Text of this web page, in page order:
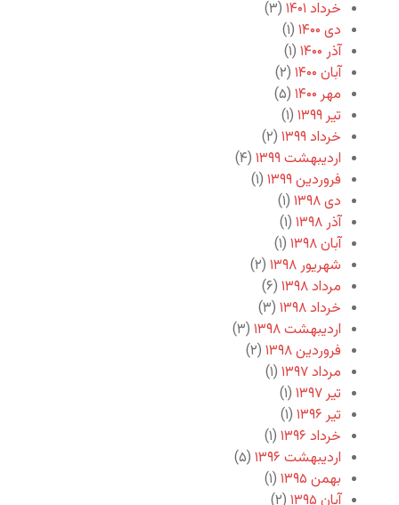
خرداد ۱۴۰۱
(۳)
دی ۱۴۰۰
(۱)
آذر ۱۴۰۰
(۱)
آبان ۱۴۰۰
(۲)
مهر ۱۴۰۰
(۵)
تیر ۱۳۹۹
(۱)
خرداد ۱۳۹۹
(۲)
اردیبهشت ۱۳۹۹
(۴)
فروردین ۱۳۹۹
(۱)
دی ۱۳۹۸
(۱)
آذر ۱۳۹۸
(۱)
آبان ۱۳۹۸
(۱)
شهریور ۱۳۹۸
(۲)
مرداد ۱۳۹۸
(۶)
خرداد ۱۳۹۸
(۳)
اردیبهشت ۱۳۹۸
(۳)
فروردین ۱۳۹۸
(۲)
مرداد ۱۳۹۷
(۱)
تیر ۱۳۹۷
(۱)
تیر ۱۳۹۶
(۱)
خرداد ۱۳۹۶
(۱)
اردیبهشت ۱۳۹۶
(۵)
بهمن ۱۳۹۵
(۱)